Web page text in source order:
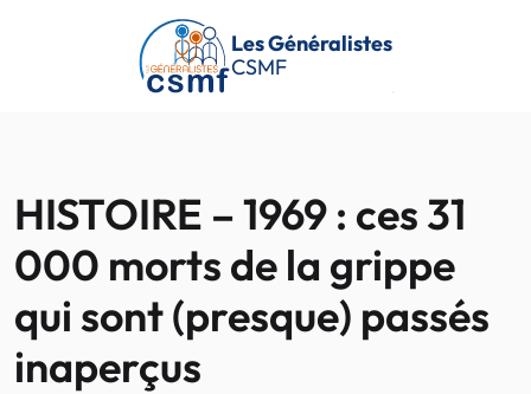
Passer au contenu principal
Les Généralistes
CSMF
HISTOIRE – 1969 : ces 31
000 morts de la grippe
qui sont (presque) passés
inaperçus